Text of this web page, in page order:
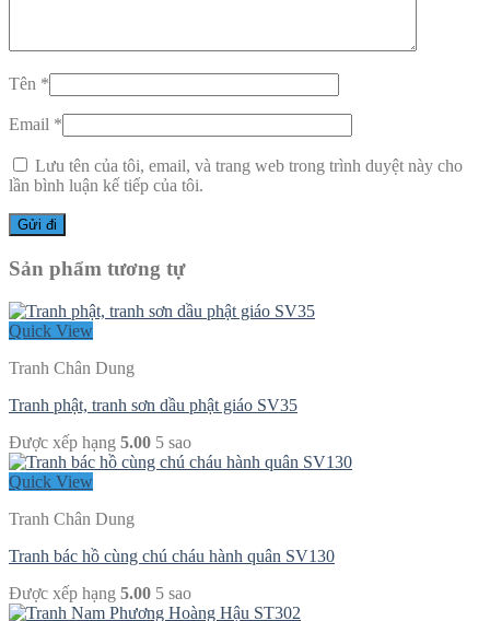
Tên *
Email *
Lưu tên của tôi, email, và trang web trong trình duyệt này cho
lần bình luận kế tiếp của tôi.
Sản phẩm tương tự
Quick View
Tranh Chân Dung
Tranh phật, tranh sơn dầu phật giáo SV35
Được xếp hạng 5.00 5 sao
Quick View
Tranh Chân Dung
Tranh bác hồ cùng chú cháu hành quân SV130
Được xếp hạng 5.00 5 sao